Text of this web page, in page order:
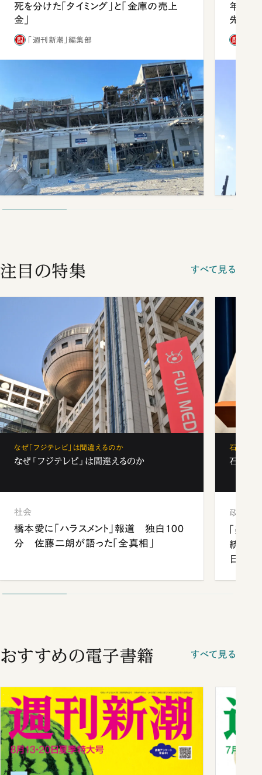
死を分けた「タイミング」と「金庫の売上
金」
「週刊新潮」編集部
年会は
先1位
注目の特集 すべて見る
なぜ「フジテレビ」は間違えるのか
なぜ「フジテレビ」は間違えるのか
社会
橋本愛に「ハラスメント」報道 独白100
分 佐藤二朗が語った「全真相」
石破茂、
石破茂
政治
「楽し
統領と
日米
おすすめの電子書籍 すべて見る